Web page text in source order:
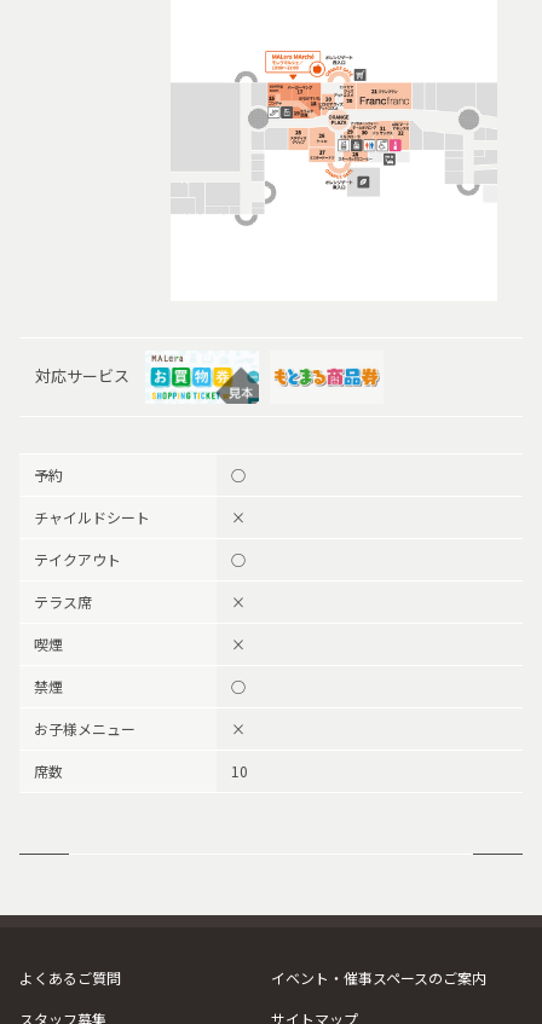
対応サービス
予約 ○
チャイルドシート ×
テイクアウト ○
テラス席 ×
喫煙 ×
禁煙 ○
お子様メニュー ×
席数 10
よくあるご質問
イベント・催事スペースのご案内
スタッフ募集
サイトマップ